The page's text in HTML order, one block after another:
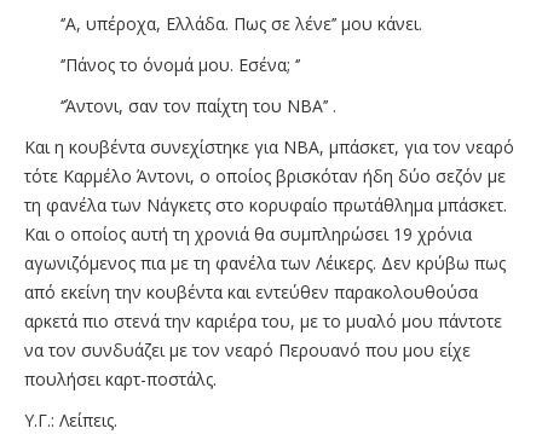
‘’Α, υπέροχα, Ελλάδα. Πως σε λένε’’ μου κάνει.
‘’Πάνος το όνομά μου. Εσένα; ‘’
‘’Άντονι, σαν τον παίχτη του ΝΒΑ’’ .
Και η κουβέντα συνεχίστηκε για ΝΒΑ, μπάσκετ, για τον νεαρό
τότε Καρμέλο Άντονι, ο οποίος βρισκόταν ήδη δύο σεζόν με
τη φανέλα των Νάγκετς στο κορυφαίο πρωτάθλημα μπάσκετ.
Και ο οποίος αυτή τη χρονιά θα συμπληρώσει 19 χρόνια
αγωνιζόμενος πια με τη φανέλα των Λέικερς. Δεν κρύβω πως
από εκείνη την κουβέντα και εντεύθεν παρακολουθούσα
αρκετά πιο στενά την καριέρα του, με το μυαλό μου πάντοτε
να τον συνδυάζει με τον νεαρό Περουανό που μου είχε
πουλήσει καρτ-ποστάλς.
Υ.Γ.: Λείπεις.